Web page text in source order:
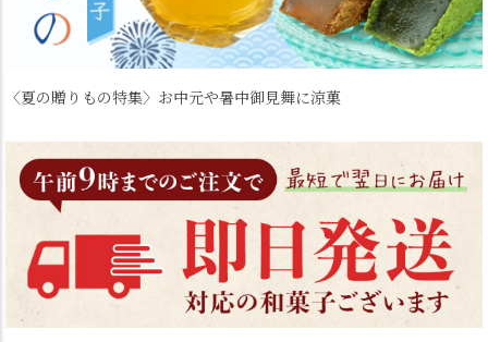
〈夏の贈りもの特集〉 お中元や暑中御見舞に涼菓